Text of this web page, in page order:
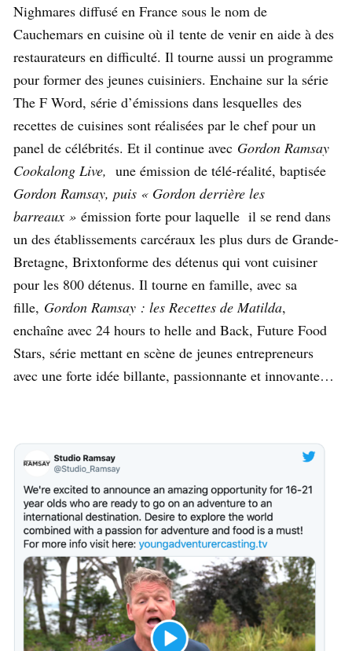
Nighmares diffusé en France sous le nom de
Cauchemars en cuisine où il tente de venir en aide à des
restaurateurs en difficulté. Il tourne aussi un programme
pour former des jeunes cuisiniers. Enchaine sur la série
The F Word, série d’émissions dans lesquelles des
recettes de cuisines sont réalisées par le chef pour un
panel de célébrités. Et il continue avec Gordon Ramsay
Cookalong Live, une émission de télé-réalité, baptisée
Gordon Ramsay, puis « Gordon derrière les
barreaux » émission forte pour laquelle il se rend dans
un des établissements carcéraux les plus durs de Grande-
Bretagne, Brixtonforme des détenus qui vont cuisiner
pour les 800 détenus. Il tourne en famille, avec sa
fille, Gordon Ramsay : les Recettes de Matilda,
enchaîne avec 24 hours to helle and Back, Future Food
Stars, série mettant en scène de jeunes entrepreneurs
avec une forte idée billante, passionnante et innovante…